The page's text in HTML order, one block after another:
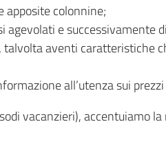
apposite colonnine;
e successivamente
aventi caratteristiche
all’utenza sui
vacanzieri), accentuiamo